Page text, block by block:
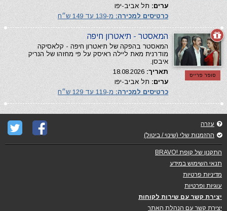
ערים: תל אביב-יפו
כרטיסים למכירה: מ-139 עד 149 ש״ח
סופר פרייס
המאסטר - תיאטרון חיפה
המאסטר בהפקה של תיאטרון חיפה - קלאסיקה
מודרנית מאת ליילה ראיסק על פי מחזהו של הנריק
איבסן.
תאריך:
ערים: תל אביב-יפו
כרטיסים למכירה: מ-119 עד 129 ש״ח
עזרה
ההזמנות שלי (שינוי / ביטול)
התקנון של קופת !BRAVO
תנאי השימוש במידע
מדיניות פרטיות
עוגיות ופרטיות
יצירת קשר עם שירות לקוחות
יצירת קשר עם הנהלת האתר